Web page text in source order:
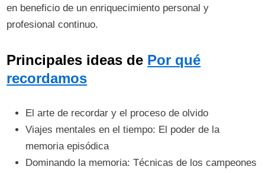
en beneficio de un enriquecimiento personal y
profesional continuo.
Principales ideas de Por qué
recordamos
El arte de recordar y el proceso de olvido
Viajes mentales en el tiempo: El poder de la
memoria episódica
Dominando la memoria: Técnicas de los campeones